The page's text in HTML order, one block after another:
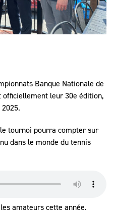
Banque Nationale de
officiellement leur 30e édition,
tournoi pourra compter sur
dans le monde du tennis
amateurs cette année.